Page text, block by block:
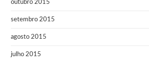
outubro 2015
setembro 2015
agosto 2015
julho 2015